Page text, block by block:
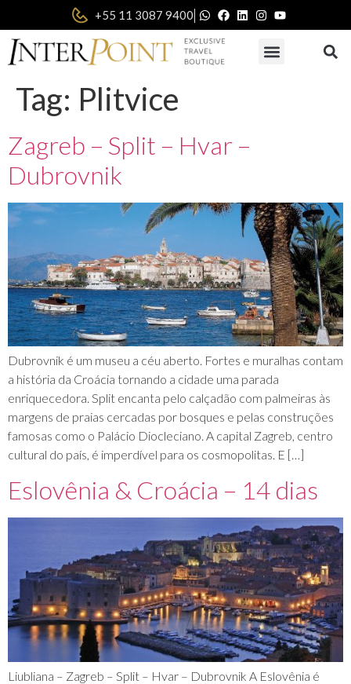
+55 11 3087 9400|
Tag: Plitvice
Zagreb – Split – Hvar –
Dubrovnik
Dubrovnik é um museu a céu aberto. Fortes e muralhas contam
a história da Croácia tornando a cidade uma parada
enriquecedora. Split encanta pelo calçadão com palmeiras às
margens de praias cercadas por bosques e pelas construções
famosas como o Palácio Diocleciano. A capital Zagreb, centro
cultural do país, é imperdível para os cosmopolitas. E […]
Eslovênia & Croácia – 14 dias
Liubliana – Zagreb – Split – Hvar – Dubrovnik A Eslovênia é